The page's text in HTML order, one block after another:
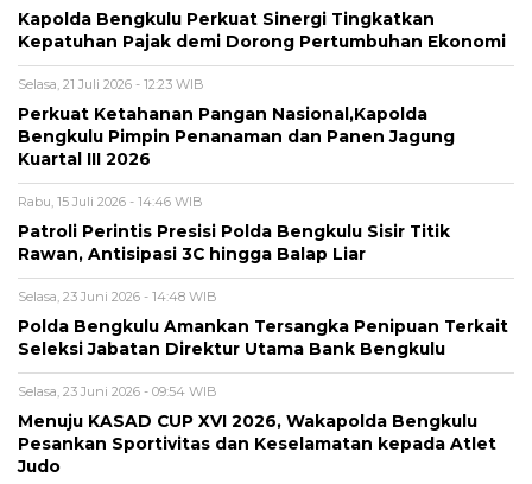
Kapolda Bengkulu Perkuat Sinergi Tingkatkan
Kepatuhan Pajak demi Dorong Pertumbuhan Ekonomi
Selasa, 21 Juli 2026 - 12:23 WIB
Perkuat Ketahanan Pangan Nasional,Kapolda
Bengkulu Pimpin Penanaman dan Panen Jagung
Kuartal III 2026
Rabu, 15 Juli 2026 - 14:46 WIB
Patroli Perintis Presisi Polda Bengkulu Sisir Titik
Rawan, Antisipasi 3C hingga Balap Liar
Selasa, 23 Juni 2026 - 14:48 WIB
Polda Bengkulu Amankan Tersangka Penipuan Terkait
Seleksi Jabatan Direktur Utama Bank Bengkulu
Selasa, 23 Juni 2026 - 09:54 WIB
Menuju KASAD CUP XVI 2026, Wakapolda Bengkulu
Pesankan Sportivitas dan Keselamatan kepada Atlet
Judo